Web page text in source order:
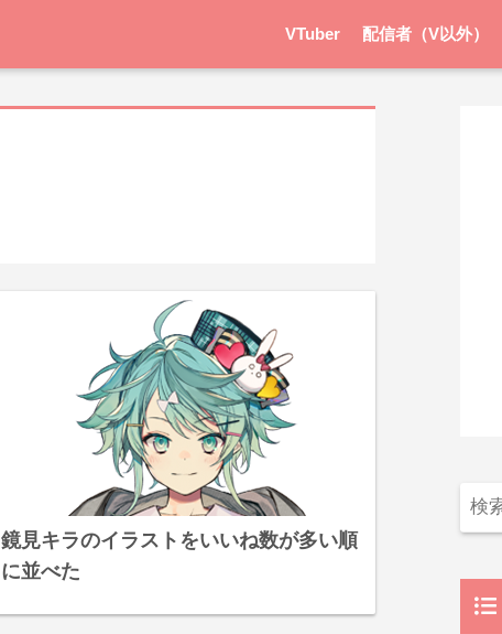
VTuber 配信者（V以外）
鏡見キラのイラストをいいね数が多い順
に並べた